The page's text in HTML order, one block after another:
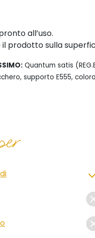
all’uso.
il prodotto sulla
Quantum satis
supporto E555,